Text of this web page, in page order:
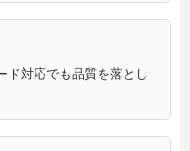
ド対応でも品質を落とし